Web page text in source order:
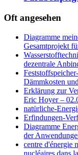
Oft angesehen
Diagramme
Gesamtprojekt
dezentrale
Dämmkosten
Erklärung zur
Eric Hoyer –
natürliche-
Erfindungen-
Diagramme
der
centre d'énergie
nucléaires dans